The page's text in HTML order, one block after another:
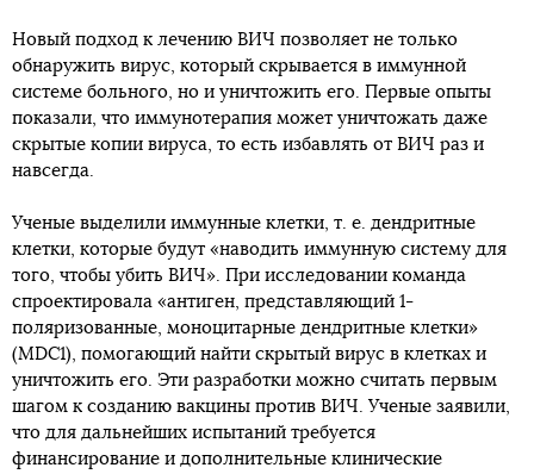
Новый подход к лечению ВИЧ позволяет не только
обнаружить вирус, который скрывается в иммунной
системе больного, но и уничтожить его. Первые опыты
показали, что иммунотерапия может уничтожать даже
скрытые копии вируса, то есть избавлять от ВИЧ раз и
навсегда.
Ученые выделили иммунные клетки, т. е. дендритные
клетки, которые будут «наводить иммунную систему для
того, чтобы убить ВИЧ». При исследовании команда
спроектировала «антиген, представляющий 1-
поляризованные, моноцитарные дендритные клетки»
(MDC1), помогающий найти скрытый вирус в клетках и
уничтожить его. Эти разработки можно считать первым
шагом к созданию вакцины против ВИЧ. Ученые заявили,
что для дальнейших испытаний требуется
финансирование и дополнительные клинические